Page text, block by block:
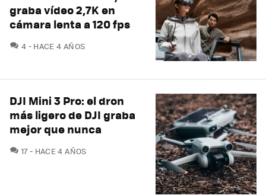
graba vídeo 2,7K en
cámara lenta a 120 fps
4 COMENTARIOS
HACE 4 AÑOS
DJI Mini 3 Pro: el dron
más ligero de DJI graba
mejor que nunca
17COMENTARIOS
HACE 4 AÑOS